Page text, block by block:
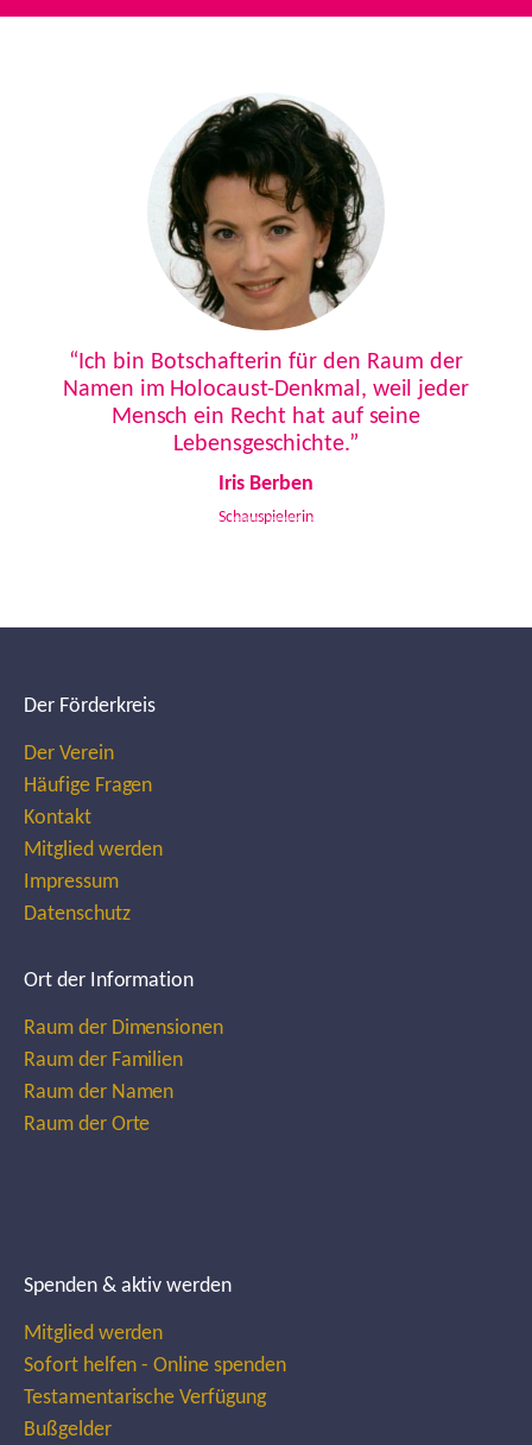
“Ich bin Botschafterin für den Raum der
Namen im Holocaust-Denkmal, weil jeder
Mensch ein Recht hat auf seine
Lebensgeschichte.”
Iris Berben
Schauspielerin
Der Förderkreis
Der Verein
Häufige Fragen
Kontakt
Mitglied werden
Impressum
Datenschutz
Ort der Information
Raum der Dimensionen
Raum der Familien
Raum der Namen
Raum der Orte
Spenden & aktiv werden
Mitglied werden
Sofort helfen - Online spenden
Testamentarische Verfügung
Bußgelder